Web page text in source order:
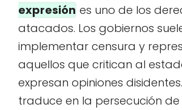
expresión es uno de los
atacados. Los gobiernos
implementar censura y
aquellos que critican al
expresan opiniones
traduce en la persecución